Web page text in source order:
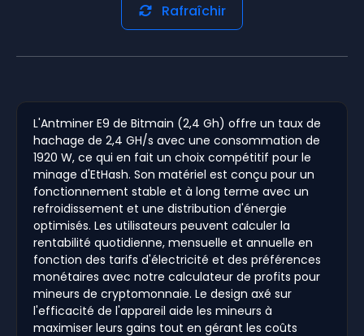
Rafraîchir
L'Antminer E9 de Bitmain (2,4 Gh) offre un taux de
hachage de 2,4 GH/s avec une consommation de
1920 W, ce qui en fait un choix compétitif pour le
minage d'EtHash. Son matériel est conçu pour un
fonctionnement stable et à long terme avec un
refroidissement et une distribution d'énergie
optimisés. Les utilisateurs peuvent calculer la
rentabilité quotidienne, mensuelle et annuelle en
fonction des tarifs d'électricité et des préférences
monétaires avec notre calculateur de profits pour
mineurs de cryptomonnaie. Le design axé sur
l'efficacité de l'appareil aide les mineurs à
maximiser leurs gains tout en gérant les coûts